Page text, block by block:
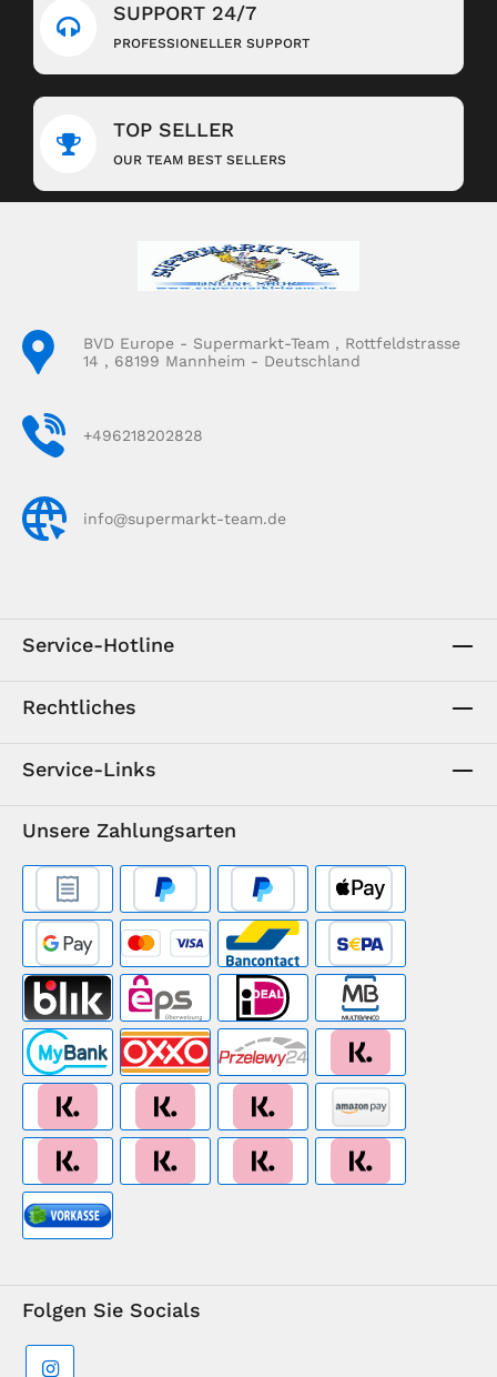
SUPPORT 24/7
PROFESSIONELLER SUPPORT
TOP SELLER
OUR TEAM BEST SELLERS
BVD Europe - Supermarkt-Team , Rottfeldstrasse
14 , 68199 Mannheim - Deutschland
+496218202828
info@supermarkt-team.de
Service-Hotline
Rechtliches
Service-Links
Unsere Zahlungsarten
Folgen Sie Socials